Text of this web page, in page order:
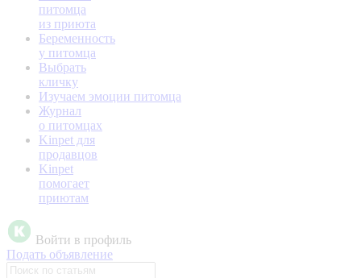
питомца
из приюта
Беременность
у питомца
Выбрать
кличку
Изучаем эмоции питомца
Журнал
о питомцах
Kinpet для
продавцов
Kinpet
помогает
приютам
Войти в профиль
Подать объявление